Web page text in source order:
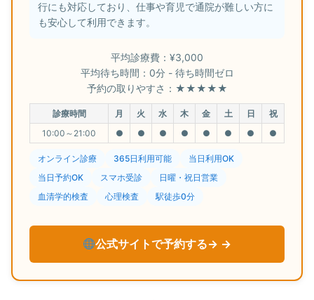
行にも対応しており、仕事や育児で通院が難しい方に
も安心して利用できます。
平均診療費：¥3,000
平均待ち時間：0分 - 待ち時間ゼロ
予約の取りやすさ：★★★★★
診療時間 月 火 水 木 金 土 日
祝
10:00～21:00
● ● ● ● ● ● ● ●
オンライン診療 365日利用可能
当日利用OK
当日予約OK
スマホ受診
日曜・祝日営業
血清学的検査
心理検査 駅徒歩0分
公式サイトで予約する→